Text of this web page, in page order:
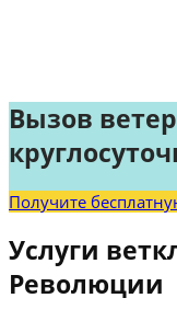
Вызов
Получите
Услуги
Революции